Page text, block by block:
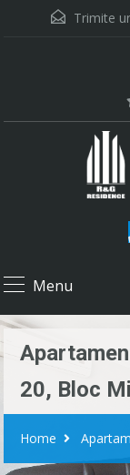
Trimite
Menu
20, Bloc
Home